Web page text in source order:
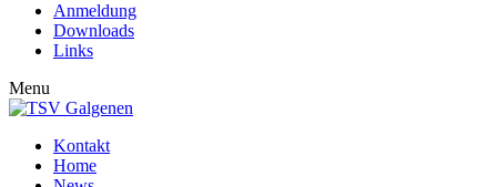
Anmeldung
Downloads
Links
Menu
Kontakt
Home